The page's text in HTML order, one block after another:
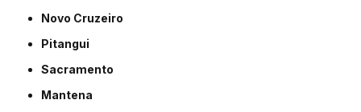
Novo Cruzeiro
Pitangui
Sacramento
Mantena